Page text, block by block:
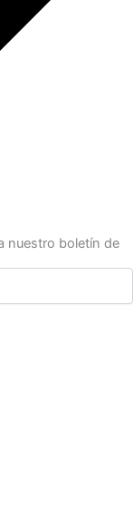
nuestro boletín de